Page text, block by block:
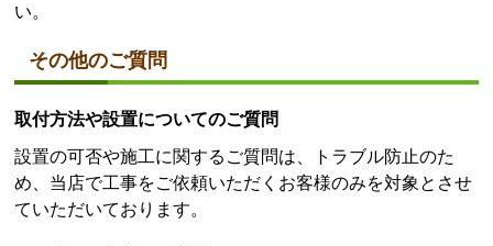
い。
その他のご質問
取付方法や設置についてのご質問
設置の可否や施工に関するご質問は、トラブル防止のた
め、当店で工事をご依頼いただくお客様のみを対象とさせ
ていただいております。